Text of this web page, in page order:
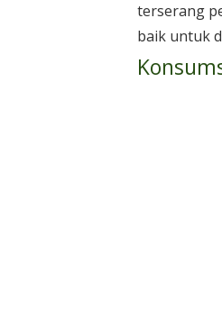
terserang
baik untuk